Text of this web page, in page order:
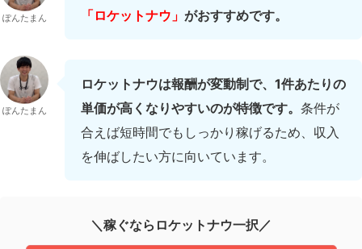
ぽんたまん
「ロケットナウ」 がおすすめです。
ぽんたまん
ロケットナウは報酬が変動制で、1件あたりの
単価が高くなりやすいのが特徴です。 条件が
合えば短時間でもしっかり稼げるため、収入
を伸ばしたい方に向いています。
＼稼ぐならロケットナウ一択／